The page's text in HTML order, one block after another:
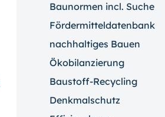
Baunormen incl. Suche
Fördermitteldatenbank
nachhaltiges Bauen
Ökobilanzierung
Baustoff-Recycling
Denkmalschutz